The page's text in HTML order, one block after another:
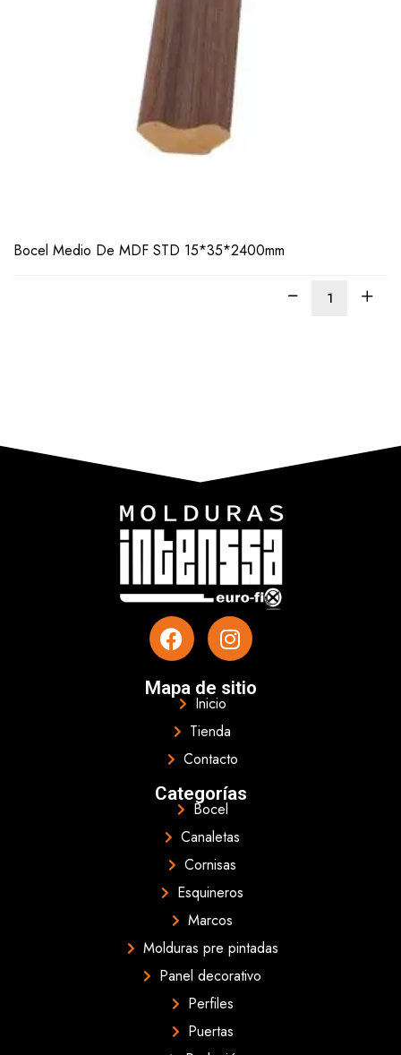
Bocel Medio De MDF STD 15*35*2400mm
Mapa de sitio
Inicio
Tienda
Contacto
Categorías
Bocel
Canaletas
Cornisas
Esquineros
Marcos
Molduras pre pintadas
Panel decorativo
Perfiles
Puertas